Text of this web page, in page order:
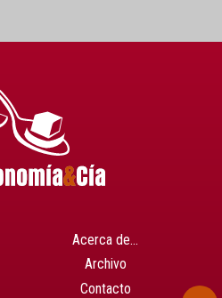
Acerca de…
Archivo
Contacto